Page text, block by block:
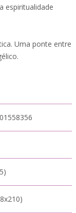
espiritualidade
Uma ponte entre